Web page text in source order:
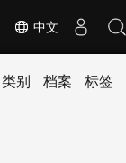
中文
类别 档案 标签